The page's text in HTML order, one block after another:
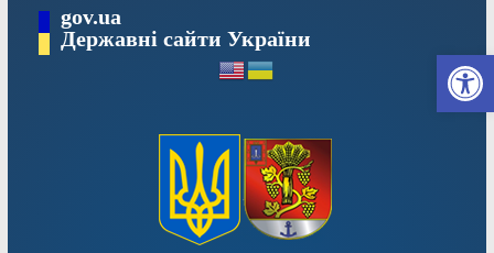
вмісту
gov.ua
Державні сайти України